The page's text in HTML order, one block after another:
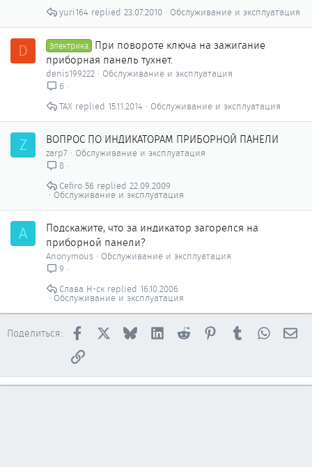
Обслуживание и эксплуатация
23.07.2010
yuri164
D Электрика При повороте ключа на зажигание
приборная панель тухнет.
denis199222
Обслуживание и эксплуатация
6
Обслуживание и эксплуатация
15.11.2014
ТАХ
Z ВОПРОС ПО ИНДИКАТОРАМ ПРИБОРНОЙ ПАНЕЛИ
zarp7
Обслуживание и эксплуатация
8
Обслуживание и эксплуатация
22.09.2009
Cefiro 56
A
Подскажите, что за индикатор загорелся на
приборной панели?
Anonymous
Обслуживание и эксплуатация
9
Обслуживание и эксплуатация
16.10.2006
Слава Н-ск
Поделиться: Facebook BlueskyLinkedInReddit PinterestTumblr
Ссылка